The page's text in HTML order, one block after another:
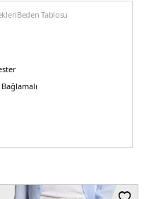
Beden Tablosu